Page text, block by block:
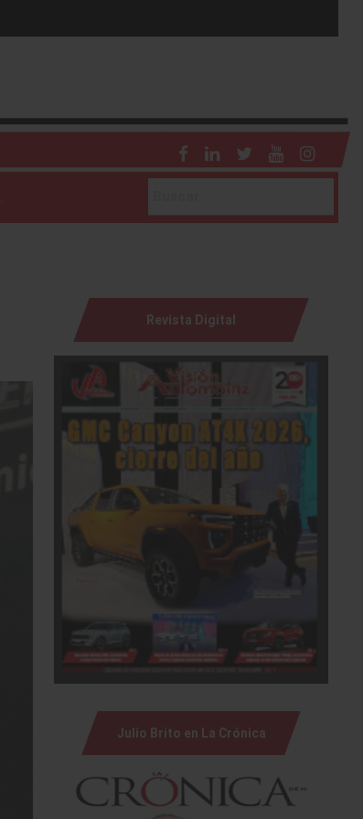
Revista Digital
Julio Brito en La Crónica